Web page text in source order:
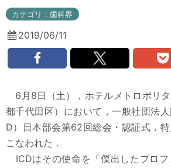
カテゴリ：歯科界
2019/06/11
6月8日（土），ホテルメトロポリ
都千代田区）において，一般社団法
D）日本部会第62回総会・認証式，
こなわれた．
ICDはその使命を「傑出したプロフ